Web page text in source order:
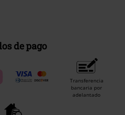
de pago
Transferencia
bancaria por
adelantado